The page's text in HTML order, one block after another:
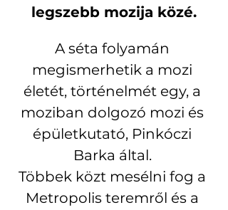
legszebb mozija közé.
A séta folyamán
megismerhetik a mozi
életét, történelmét egy, a
moziban dolgozó mozi és
épületkutató, Pinkóczi
Barka által.
Többek közt mesélni fog a
Metropolis teremről és a